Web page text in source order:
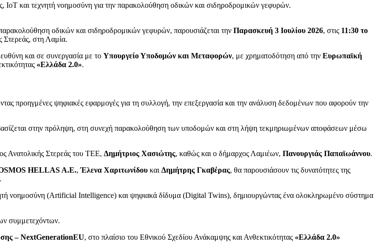
IoT και τεχνητή νοημοσύνη για την παρακολούθηση οδικών και σιδηροδρομικών γεφυρών.
παρακολούθηση οδικών και σιδηροδρομικών γεφυρών, παρουσιάζεται την Παρασκευή 3 Ιουλίου 2026, στις 11:30 το
Στερεάς, στη Λαμία.
και σε συνεργασία με το Υπουργείο Υποδομών και Μεταφορών, με χρηματοδότηση από την Ευρωπαϊκή
«Ελλάδα 2.0».
προηγμένες ψηφιακές εφαρμογές για τη συλλογή, την επεξεργασία και την ανάλυση δεδομένων που αφορούν την
στην πρόληψη, στη συνεχή παρακολούθηση των υποδομών και στη λήψη τεκμηριωμένων αποφάσεων μέσω
Ανατολικής Στερεάς του ΤΕΕ, Δημήτριος Χασιώτης, καθώς και ο δήμαρχος Λαμιέων, Πανουργιάς Παπαϊωάννου.
HELLASA.E.,Έλενα Χαριτωνίδου καιΔημήτρης Γκαβέρας, θα παρουσιάσουν τις δυνατότητες της
νοημοσύνη (Artificial Intelligence) και ψηφιακά δίδυμα (Digital Twins), δημιουργώντας ένα ολοκληρωμένο σύστημα
συμμετεχόντων.
–NextGenerationEU, στο πλαίσιο του Εθνικού Σχεδίου Ανάκαμψης και Ανθεκτικότητας «Ελλάδα 2.0»